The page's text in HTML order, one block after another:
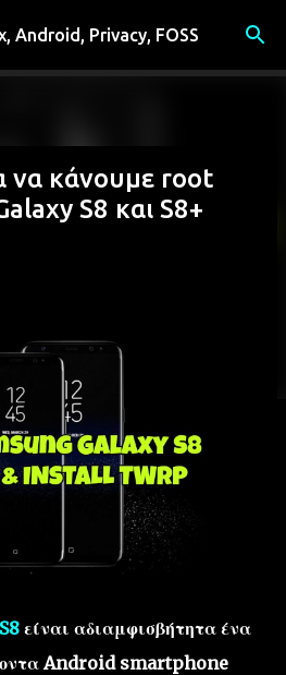
κύριο περιεχόμενο
Android, Privacy, FOSS
να κάνουμε root
S8 και S8+
είναι αδιαμφισβήτητα ένα
Android smartphone